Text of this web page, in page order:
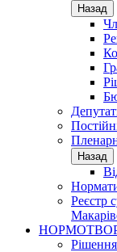
Назад
Назад
Реєстр
Рішення